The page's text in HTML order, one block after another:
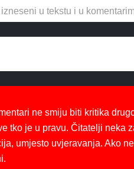
u tekstu i u
ne smiju biti kritika
tko je u pravu. Čitatelji neka
umjesto uvjeravanja. Ako